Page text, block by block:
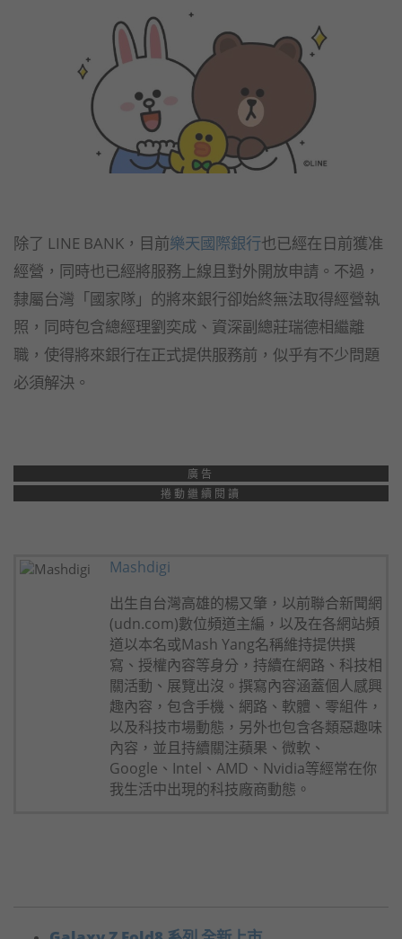
除了 LINE BANK，目前樂天國際銀行也已經在日前獲准
經營，同時也已經將服務上線且對外開放申請。不過，
隸屬台灣「國家隊」的將來銀行卻始終無法取得經營執
照，同時包含總經理劉奕成、資深副總莊瑞德相繼離
職，使得將來銀行在正式提供服務前，似乎有不少問題
必須解決。
廣告
捲動繼續閱讀
Mashdigi
出生自台灣高雄的楊又肇，以前聯合新聞網
(udn.com)數位頻道主編，以及在各網站頻
道以本名或Mash Yang名稱維持提供撰
寫、授權內容等身分，持續在網路、科技相
關活動、展覽出沒。撰寫內容涵蓋個人感興
趣內容，包含手機、網路、軟體、零組件，
以及科技市場動態，另外也包含各類惡趣味
內容，並且持續關注蘋果、微軟、
Google、Intel、AMD、Nvidia等經常在你
我生活中出現的科技廠商動態。